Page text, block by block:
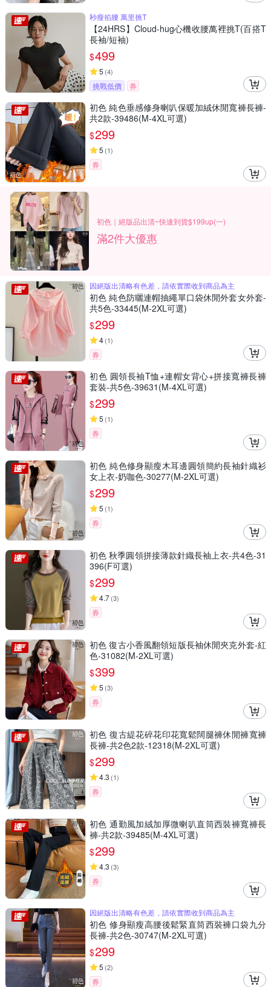
秒瘦掐腰 萬里挑T
【24HRS】Cloud-hug心機收腰萬裡挑T(百搭T
長袖/短袖)
$499
5 (4)
挑戰低價 券
初色 純色垂感修身喇叭保暖加絨休閒寬褲長褲-
共2款-39486(M-4XL可選)
$299
5 (1)
券
初色｜絕版品出清~快速到貨$199up(一)
滿2件大優惠
因絕版出清略有色差，請依實際收到商品為主
初色 純色防曬連帽抽繩單口袋休閒外套女外套-
共5色-33445(M-2XL可選)
$299
4(1)
券
初色 圓領長袖T恤+連帽女背心+拼接寬褲長褲
套裝-共5色-39631(M-4XL可選)
$299
5 (1)
券
初色 純色修身顯瘦木耳邊圓領簡約長袖針織衫
女上衣-奶咖色-30277(M-2XL可選)
$299
5 (1)
券
初色 秋季圓領拼接薄款針織長袖上衣-共4色-31
396(F可選)
$299
4.7(3)
券
初色 復古小香風翻領短版長袖休閒夾克外套-紅
色-31082(M-2XL可選)
$399
5 (3)
券
初色 復古緹花碎花印花寬鬆闊腿褲休閒褲寬褲
長褲-共2色2款-12318(M-2XL可選)
$299
4.3 (1)
券
初色 通勤風加絨加厚微喇叭直筒西裝褲寬褲長
褲-共2款-39485(M-4XL可選)
$299
4.3 (3)
券
因絕版出清略有色差，請依實際收到商品為主
初色 修身顯瘦高腰後鬆緊直筒西裝褲口袋九分
長褲-共2色-30747(M-2XL可選)
$299
5 (2)
券